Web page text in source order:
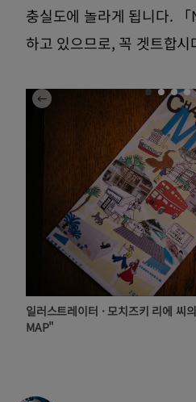
충실도에 놀라게 됩니다.
하고 있으므로, 꼭 겟트합시
일러스트레이터 · 모치즈키 리에 씨
MAP"